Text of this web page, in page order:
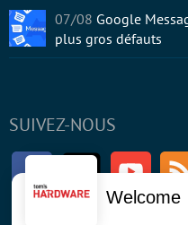
SUIVEZ-NOUS
FacebookTwitter
07/08 Google
plus gros défauts
Welcome